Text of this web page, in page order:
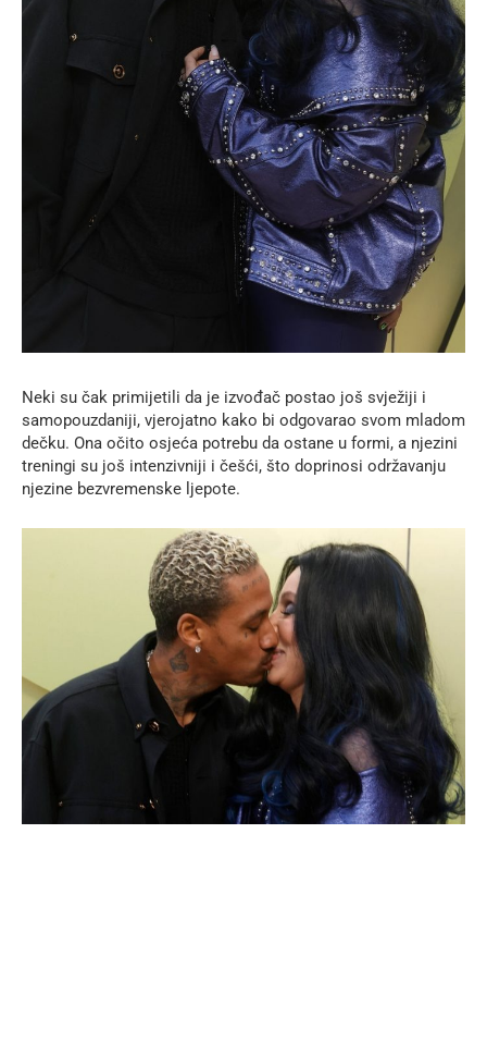
Neki su čak primijetili da je izvođač postao još svježiji i
samopouzdaniji, vjerojatno kako bi odgovarao svom mladom
dečku. Ona očito osjeća potrebu da ostane u formi, a njezini
treningi su još intenzivniji i češći, što doprinosi održavanju
njezine bezvremenske ljepote.